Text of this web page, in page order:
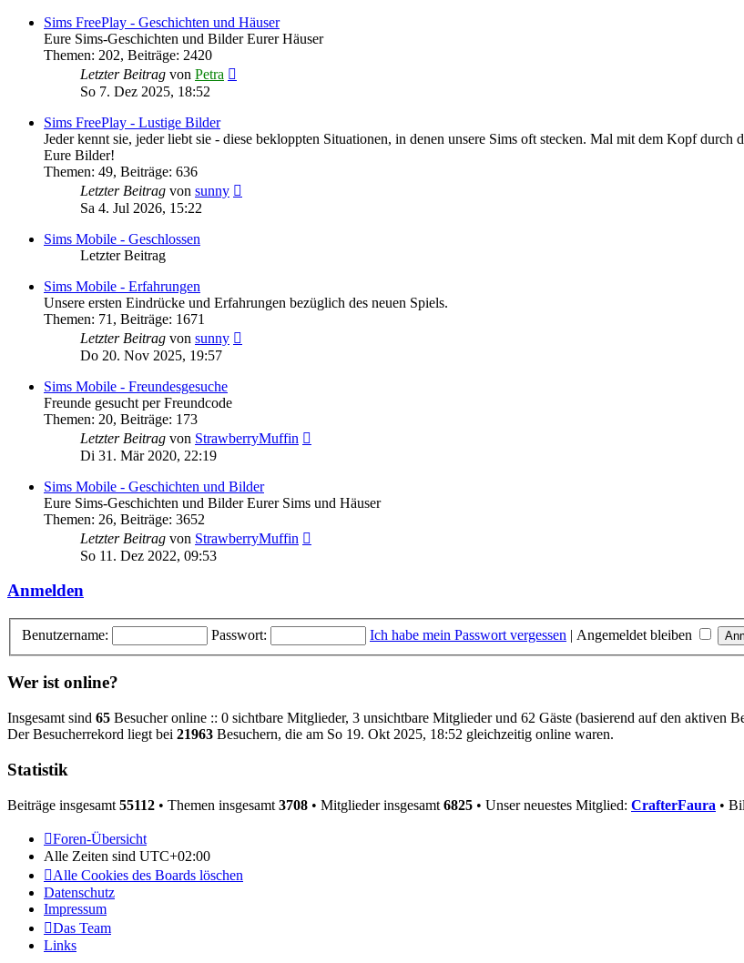
Sims FreePlay - Geschichten und Häuser
Eure Sims-Geschichten und Bilder Eurer Häuser
Themen: 202, Beiträge: 2420
Letzter Beitrag von Petra
So 7. Dez 2025, 18:52
Sims FreePlay - Lustige Bilder
Jeder kennt sie, jeder liebt sie - diese bekloppten Situationen, in denen unsere Sims oft stecken. Mal mit dem Kopf
Eure Bilder!
Themen: 49, Beiträge: 636
Letzter Beitrag von sunny
Sa 4. Jul 2026, 15:22
Sims Mobile - Geschlossen
Letzter Beitrag
Sims Mobile - Erfahrungen
Unsere ersten Eindrücke und Erfahrungen bezüglich des neuen Spiels.
Themen: 71 , Beiträge: 1671
Letzter Beitrag von sunny
Do 20. Nov 2025, 19:57
Sims Mobile - Freundesgesuche
Freunde gesucht per Freundcode
Themen: 20, Beiträge: 173
Letzter Beitrag von StrawberryMuffin
Di 31. Mär 2020, 22:19
Sims Mobile - Geschichten und Bilder
Eure Sims-Geschichten und Bilder Eurer Sims und Häuser
Themen: 26, Beiträge: 3652
Letzter Beitrag von StrawberryMuffin
So 11. Dez 2022, 09:53
Anmelden
Benutzername: Passwort: Ich habe mein Passwort vergessen | Angemeldet bleiben
Wer ist online?
Insgesamt sind 65 Besucher online :: 0 sichtbare Mitglieder, 3 unsichtbare Mitglieder und 62 Gäste (basierend auf den aktiven
Der Besucherrekord liegt bei 21963 Besuchern, die am So 19. Okt 2025, 18:52 gleichzeitig online waren.
Statistik
Beiträge insgesamt 55112 • Themen insgesamt 3708 • Mitglieder insgesamt 6825 • Unser neuestes Mitglied: CrafterFaura •
Foren-Übersicht
Alle Zeiten sind UTC+02:00
Alle Cookies des Boards löschen
Datenschutz
Impressum
Das Team
Links